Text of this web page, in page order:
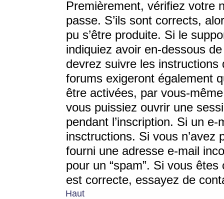
Premièrement, vérifiez votre
passe. S’ils sont corrects,
pu s’être produite. Si le
indiquiez avoir en-dessous
devrez suivre les
forums exigeront également
être activées, par vous-
vous puissiez ouvrir une
pendant l’inscription. Si un
insctructions. Si vous n’avez
fourni une adresse e-mail
pour un “spam”. Si vous
est correcte, essayez de
Haut